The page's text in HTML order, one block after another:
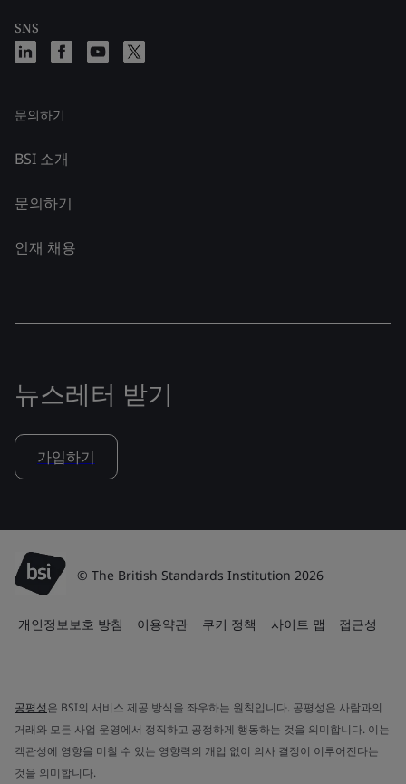
SNS
문의하기
BSI 소개
문의하기
인재 채용
뉴스레터 받기
가입하기
© The British Standards Institution 2026
개인정보보호 방침 이용약관 쿠키 정책 사이트 맵 접근성
공평성은 BSI의 서비스 제공 방식을 좌우하는 원칙입니다. 공평성은 사람과의
거래와 모든 사업 운영에서 정직하고 공정하게 행동하는 것을 의미합니다. 이는
객관성에 영향을 미칠 수 있는 영향력의 개입 없이 의사 결정이 이루어진다는
것을 의미합니다.